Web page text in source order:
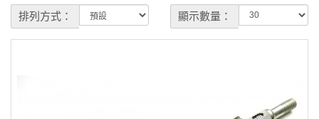
排列方式： 顯示數量：